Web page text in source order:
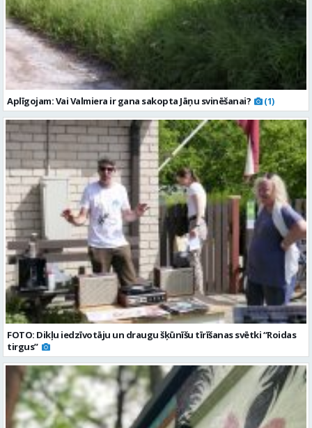
Aplīgojam: Vai Valmiera ir gana sakopta Jāņu svinēšanai? (1)
FOTO: Dikļu iedzīvotāju un draugu šķūnīšu tīrīšanas svētki “Roidas
tirgus”